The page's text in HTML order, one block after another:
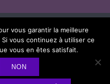
de confidentialité Theme by
vous garantir la meilleure
vous continuez à utiliser ce
vous en êtes satisfait.
NON